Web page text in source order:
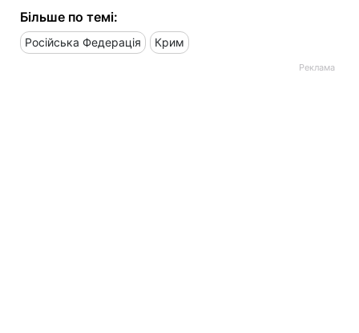
Більше по темі:
Російська Федерація Крим